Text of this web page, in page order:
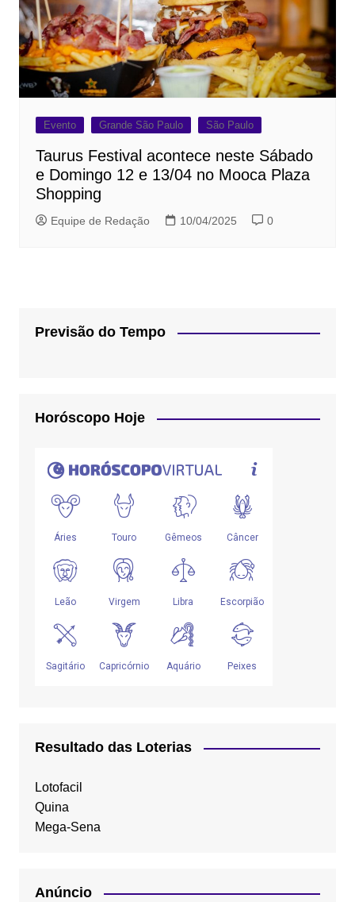
Evento Grande São Paulo São Paulo
Taurus Festival acontece neste Sábado
e Domingo 12 e 13/04 no Mooca Plaza
Shopping
Equipe de Redação 10/04/2025 0
Previsão do Tempo
Horóscopo Hoje
Resultado das Loterias
Lotofacil
Quina
Mega-Sena
Anúncio